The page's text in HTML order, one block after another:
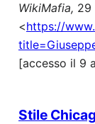
WikiMafia, 29
<https://
[accesso il 9
Stile